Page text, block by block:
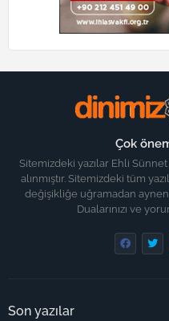
Çok
Sitemizdeki yazılar Ehli
alınmıştır. Sitemizdeki tüm
değişikliğe uğramadan aynen
Dualarınızı ve
Son yazılar